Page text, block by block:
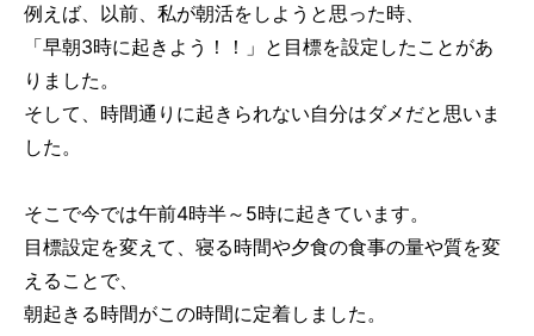
例えば、以前、私が朝活をしようと思った時、
「早朝3時に起きよう！！」と目標を設定したことがあ
りました。
そして、時間通りに起きられない自分はダメだと思いま
した。
そこで今では午前4時半～5時に起きています。
目標設定を変えて、寝る時間や夕食の食事の量や質を変
えることで、
朝起きる時間がこの時間に定着しました。